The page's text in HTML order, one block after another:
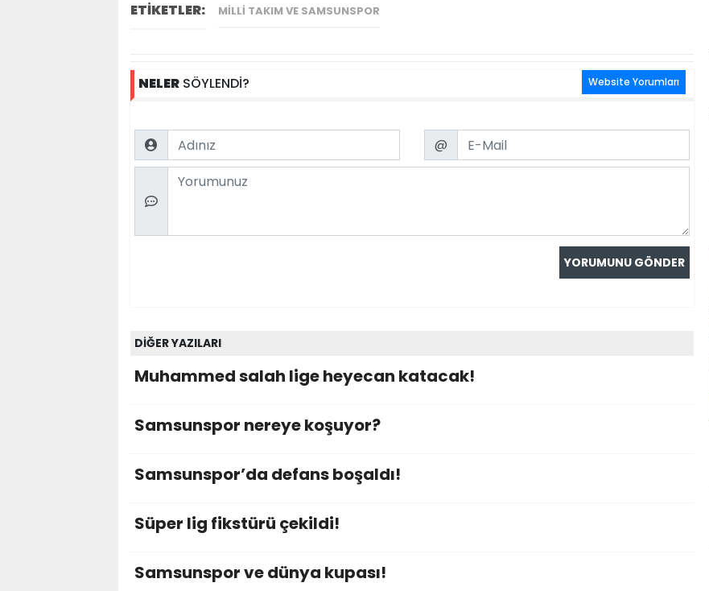
ETİKETLER: MILLI TAKIM VE SAMSUNSPOR
NELER SÖYLENDİ? Website Yorumları
Name Email
@
Comment
DİĞER YAZILARI
Muhammed salah lige heyecan katacak!
Samsunspor nereye koşuyor?
Samsunspor’da defans boşaldı!
Süper lig fikstürü çekildi!
Samsunspor ve dünya kupası!